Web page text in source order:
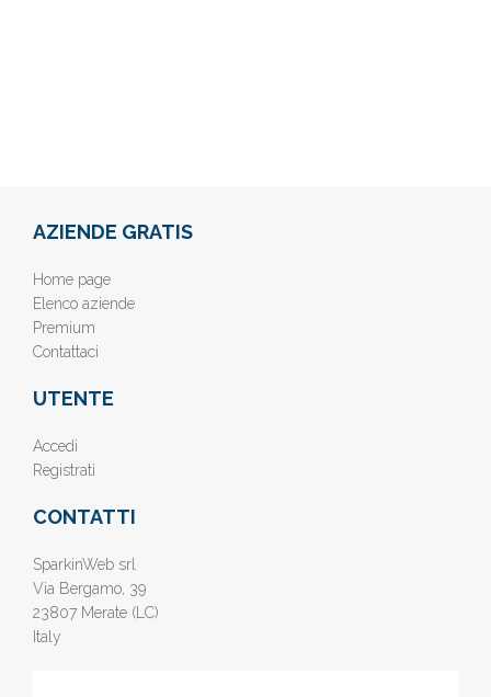
AZIENDE GRATIS
Home page
Elenco aziende
Premium
Contattaci
UTENTE
Accedi
Registrati
CONTATTI
SparkinWeb srl
Via Bergamo, 39
23807 Merate (LC)
Italy